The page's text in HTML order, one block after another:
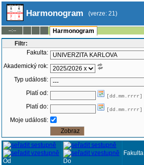
Harmonogram (verze: 21)
--:--
Harmonogram
Filtr:
Fakulta:
Akademický rok:
Typ události:
Platí od:
[dd.mm.rrrr]
Platí do: [dd.mm.rrrr]
Moje události:
Od Do
Fakulta